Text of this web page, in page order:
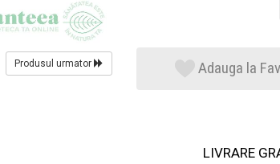
Produsul urmator Adauga la
LIVRARE